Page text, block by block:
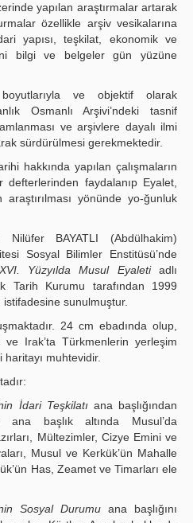
yapılan araştırmalar artarak
özellikle arşiv vesikalarına
yapısı, teşkilat, ekonomik ve
bilgi ve belgeler gün yüzüne
ve objektif olarak
Osmanlı Arşivi’ndeki tasnif
ve arşivlere dayalı ilmi
sürdürülmesi gerekmektedir.
hakkında yapılan çalışmaların
defterlerinden faydalanıp Eyalet,
yönünde yo-ğunluk
BAYATLI (Abdülhakim)
Sosyal Bilimler Enstitüsü’nde
XVI. Yüzyılda Musul Eyaletiadlı
Tarih Kurumu tarafından 1999
istifadesine sunulmuştur.
24 cm ebadında olup,
Irak’ta Türkmenlerin yerleşim
haritayı muhtevidir.
İdari Teşkilatıana başlığından
ana başlık altında Musul’da
Mültezimler, Cizye Emini ve
Musul ve Kerkük’ün Mahalle
Has, Zeamet ve Timarları ele
Sosyal Durumu ana başlığını